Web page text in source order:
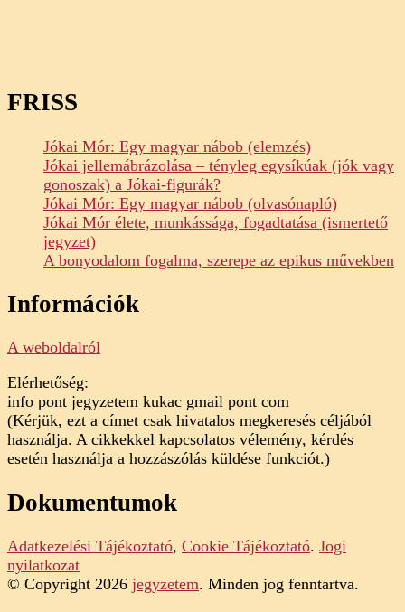
FRISS
Jókai Mór: Egy magyar nábob (elemzés)
Jókai jellemábrázolása – tényleg egysíkúak (jók vagy
gonoszak) a Jókai-figurák?
Jókai Mór: Egy magyar nábob (olvasónapló)
Jókai Mór élete, munkássága, fogadtatása (ismertető
jegyzet)
A bonyodalom fogalma, szerepe az epikus művekben
Információk
A weboldalról
Elérhetőség:
info pont jegyzetem kukac gmail pont com
(Kérjük, ezt a címet csak hivatalos megkeresés céljából
használja. A cikkekkel kapcsolatos vélemény, kérdés
esetén használja a hozzászólás küldése funkciót.)
Dokumentumok
Adatkezelési Tájékoztató, Cookie Tájékoztató. Jogi
nyilatkozat
© Copyright 2026 jegyzetem. Minden jog fenntartva.